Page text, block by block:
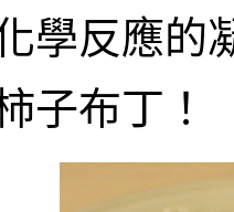
學反應的
子布丁！